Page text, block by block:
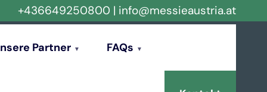
+436649250800 | info@messieaustria.at
Partner FAQs